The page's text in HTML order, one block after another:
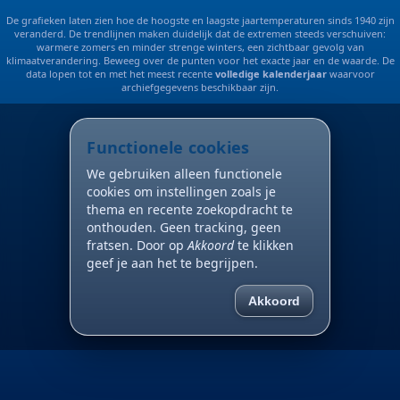
De grafieken laten zien hoe de hoogste en laagste jaartemperaturen sinds 1940 zijn
veranderd. De trendlijnen maken duidelijk dat de extremen steeds verschuiven:
warmere zomers en minder strenge winters, een zichtbaar gevolg van
klimaatverandering. Beweeg over de punten voor het exacte jaar en de waarde. De
data lopen tot en met het meest recente volledige kalenderjaarwaarvoor
archiefgegevens beschikbaar zijn.
Functionele cookies
We gebruiken alleen functionele
cookies om instellingen zoals je
thema en recente zoekopdracht te
onthouden. Geen tracking, geen
fratsen. Door opAkkoordte klikken
geef je aan het te begrijpen.
Akkoord